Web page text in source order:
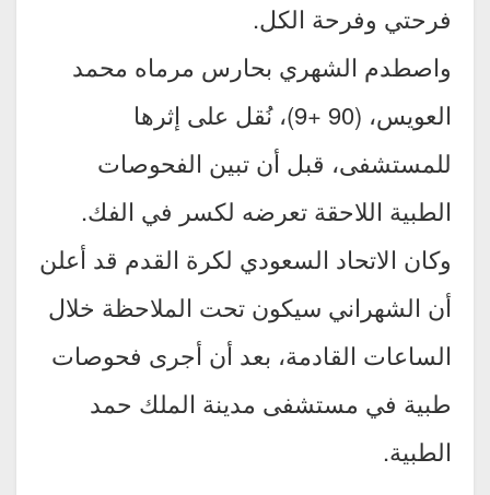
فرحتي وفرحة الكل.
واصطدم الشهري بحارس مرماه محمد
العويس، (90 +9)، نُقل على إثرها
للمستشفى، قبل أن تبين الفحوصات
الطبية اللاحقة تعرضه لكسر في الفك.
وكان الاتحاد السعودي لكرة القدم قد أعلن
أن الشهراني سيكون تحت الملاحظة خلال
الساعات القادمة، بعد أن أجرى فحوصات
طبية في مستشفى مدينة الملك حمد
الطبية.